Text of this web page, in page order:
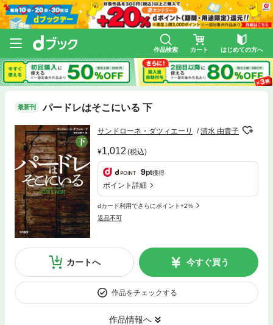
作品検索 カート はじめての方へ
最新刊 パードレはそこにいる 下
サンドローネ・ダツィエーリ 清水 由貴子
1,012 (税込)
9pt獲得
ポイント詳細
dカード利用でさらにポイント+2%
返品不可
カートへ 今すぐ買う
作品をチェックする
作品情報へ